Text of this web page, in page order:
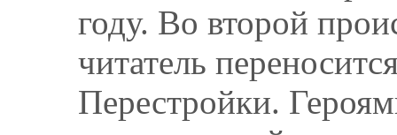
году. Во второй
читатель
Перестройки.